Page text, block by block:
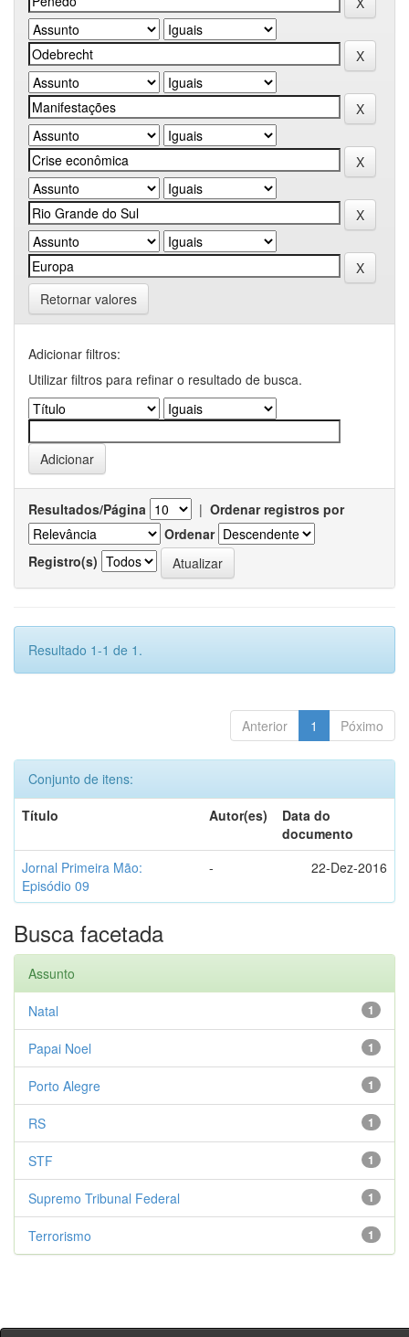
Retornar valores
Adicionar filtros:
Utilizar filtros para refinar o resultado de busca.
Resultados/Página | Ordenar registros por
Ordenar
Registro(s)
Resultado 1-1 de 1.
Anterior 1 Póximo
Conjunto de itens:
Título
Autor(es)
Data do
documento
Jornal Primeira Mão:
Episódio 09
- 22-Dez-2016
Busca facetada
Assunto
1
Natal
1
Papai Noel
1
Porto Alegre
1
RS
1
STF
1
Supremo Tribunal Federal
1
Terrorismo